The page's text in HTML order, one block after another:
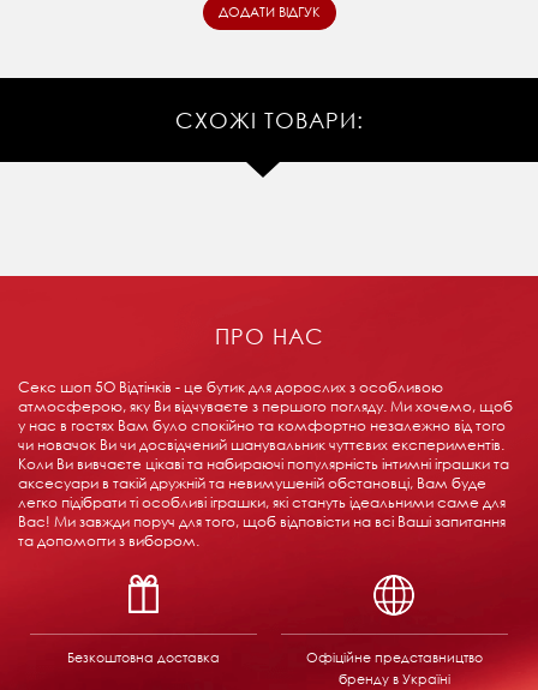
СХОЖІ ТОВАРИ:
ПРО НАС
Секс шоп 5О Відтінків - це бутик для дорослих з особливою
атмосферою, яку Ви відчуваєте з першого погляду. Ми хочемо, щоб
у нас в гостях Вам було спокійно та комфортно незалежно від того
чи новачок Ви чи досвідчений шанувальник чуттєвих експериментів.
Коли Ви вивчаєте цікаві та набираючі популярність інтимні іграшки та
аксесуари в такій дружній та невимушеній обстановці, Вам буде
легко підібрати ті особливі іграшки, які стануть ідеальними саме для
Вас! Ми завжди поруч для того, щоб відповісти на всі Ваші запитання
та допомогти з вибором.
Безкоштовна доставка
Офіційне представництво
бренду в Україні